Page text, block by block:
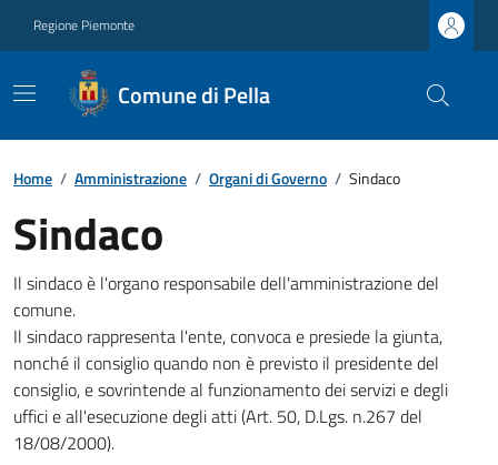
Regione Piemonte
Comune di Pella
Home / Amministrazione / Organi di Governo / Sindaco
Sindaco
Il sindaco è l'organo responsabile dell'amministrazione del
comune.
Il sindaco rappresenta l'ente, convoca e presiede la giunta,
nonché il consiglio quando non è previsto il presidente del
consiglio, e sovrintende al funzionamento dei servizi e degli
uffici e all'esecuzione degli atti (Art. 50, D.Lgs. n.267 del
18/08/2000).